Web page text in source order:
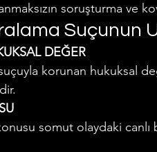
soruşturma ve
Suçunun
DEĞER
korunan hukuksal
somut olaydaki canlı